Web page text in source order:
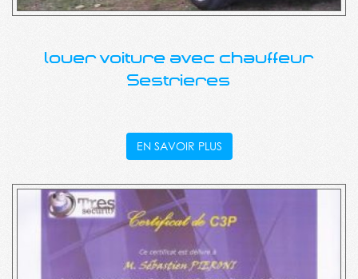
louer voiture avec chauffeur
Sestrieres
EN SAVOIR PLUS